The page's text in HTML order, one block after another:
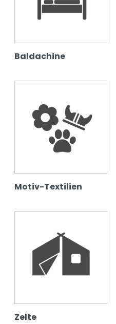
Baldachine
Motiv-Textilien
Zelte